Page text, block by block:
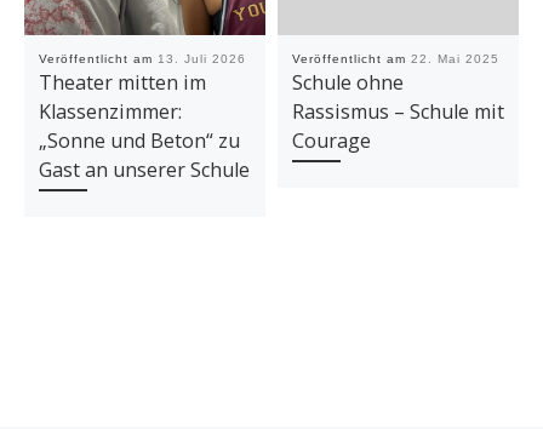
Veröffentlicht am 13. Juli 2026
Theater mitten im
Klassenzimmer:
„Sonne und Beton“ zu
Gast an unserer Schule
Veröffentlicht am 22. Mai 2025
Schule ohne
Rassismus – Schule mit
Courage